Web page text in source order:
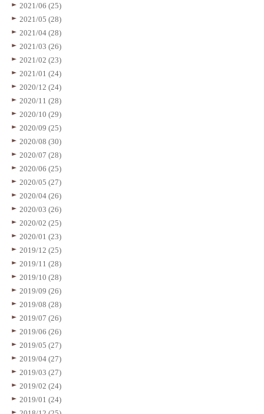
2021/06 (25)
2021/05 (28)
2021/04 (28)
2021/03 (26)
2021/02 (23)
2021/01 (24)
2020/12 (24)
2020/11 (28)
2020/10 (29)
2020/09 (25)
2020/08 (30)
2020/07 (28)
2020/06 (25)
2020/05 (27)
2020/04 (26)
2020/03 (26)
2020/02 (25)
2020/01 (23)
2019/12 (25)
2019/11 (28)
2019/10 (28)
2019/09 (26)
2019/08 (28)
2019/07 (26)
2019/06 (26)
2019/05 (27)
2019/04 (27)
2019/03 (27)
2019/02 (24)
2019/01 (24)